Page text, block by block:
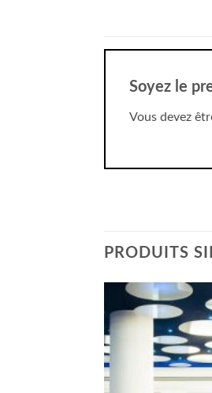
Soyez le
Vous devez
PRODUITS